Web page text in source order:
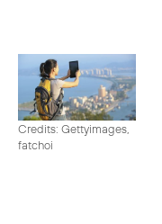
Credits: Gettyimages,
fatchoi